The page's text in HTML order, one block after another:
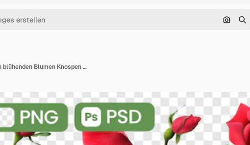
Nach
Hochauflösende rote Rosen PNG PSD-Bilder von blühenden Blumen Knospen und Blütenblättern für Designprojekte Grafische Ressourcen Botanische Illustrationen Naturen Schönheit